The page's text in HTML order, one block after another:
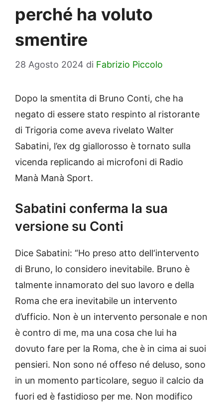
perché ha voluto
smentire
28 Agosto 2024 di Fabrizio Piccolo
Dopo la smentita di Bruno Conti, che ha
negato di essere stato respinto al ristorante
di Trigoria come aveva rivelato Walter
Sabatini, l’ex dg giallorosso è tornato sulla
vicenda replicando ai microfoni di Radio
Manà Manà Sport.
Sabatini conferma la sua
versione su Conti
Dice Sabatini: “Ho preso atto dell‘intervento
di Bruno, lo considero inevitabile. Bruno è
talmente innamorato del suo lavoro e della
Roma che era inevitabile un intervento
d’ufficio. Non è un intervento personale e non
è contro di me, ma una cosa che lui ha
dovuto fare per la Roma, che è in cima ai suoi
pensieri. Non sono né offeso né deluso, sono
in un momento particolare, seguo il calcio da
fuori ed è fastidioso per me. Non modifico